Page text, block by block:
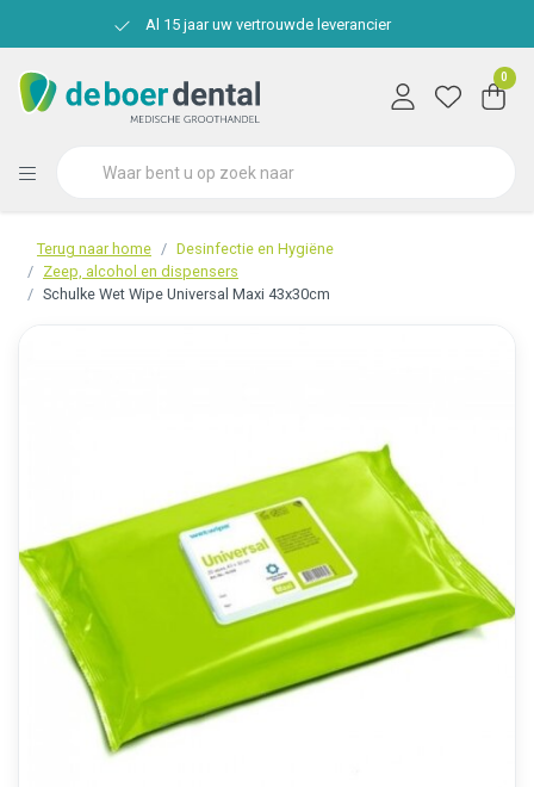
Al 15 jaar uw vertrouwde leverancier
0
Terug naar home
Desinfectie en Hygiëne
Zeep, alcohol en dispensers
Schulke Wet Wipe Universal Maxi 43x30cm